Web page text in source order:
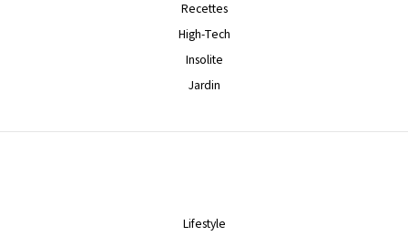
Recettes
High-Tech
Insolite
Jardin
Lifestyle